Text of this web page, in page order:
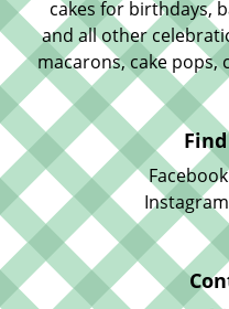
cakes for birthdays,
and all other
macarons, cake pops,